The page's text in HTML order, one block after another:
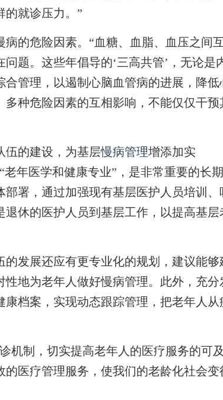
的就诊压力。”
的危险因素。“血糖、血脂、血压之间
题。这些年倡导的‘三高共管’，无论是
管理，以遏制心脑血管病的进展，降低
种危险因素的互相影响，不能仅仅干预
的建设，为基层慢病管理增添加实
年医学和健康专业”，是非常重要的长
署，通过加强现有基层医护人员培训、
休的医护人员到基层工作，以提高基层
发展还应有更专业化的规划，建议能够
地为老年人做好慢病管理。此外，充分
档案，实现动态跟踪管理，把老年人从
制，切实提高老年人的医疗服务的可
医疗管理服务，使我们的老龄化社会变